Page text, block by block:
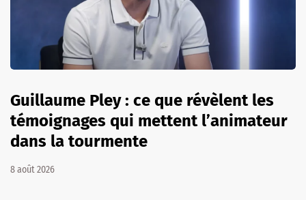
Guillaume Pley : ce que révèlent les
témoignages qui mettent l’animateur
dans la tourmente
8 août 2026